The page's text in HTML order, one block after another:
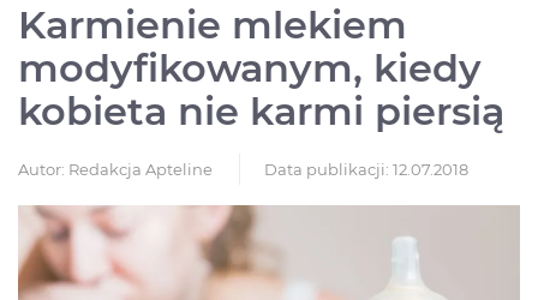
Karmienie mlekiem
modyfikowanym, kiedy
kobieta nie karmi piersią
Autor: Redakcja Apteline Data publikacji: 12.07.2018